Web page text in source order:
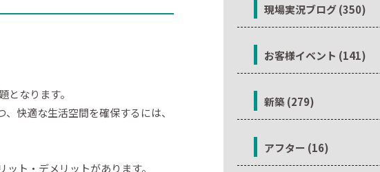
なります。
快適な生活空間を確保するには、
ト・デメリットがあります。
現場実況ブログ (350)
お客様イベント (141)
新築 (279)
アフター (16)